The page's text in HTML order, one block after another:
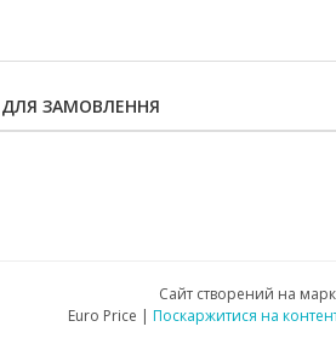
ЗАМОВЛЕННЯ
Сайт створений на
Euro Price | Поскаржитися на